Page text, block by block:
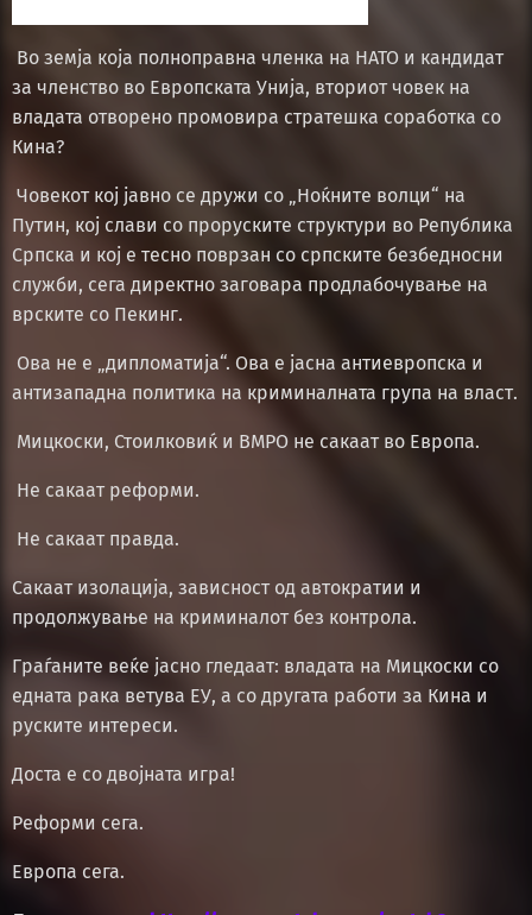
Во земја која полноправна членка на НАТО и кандидат
за членство во Европската Унија, вториот човек на
владата отворено промовира стратешка соработка со
Кина?
Човекот кој јавно се дружи со „Ноќните волци“ на
Путин, кој слави со проруските структури во Република
Српска и кој е тесно поврзан со српските безбедносни
служби, сега директно заговара продлабочување на
врските со Пекинг.
Ова не е „дипломатија“. Ова е јасна антиевропска и
антизападна политика на криминалната група на власт.
Мицкоски, Стоилковиќ и ВМРО не сакаат во Европа.
Не сакаат реформи.
Не сакаат правда.
Сакаат изолација, зависност од автократии и
продолжување на криминалот без контрола.
Граѓаните веќе јасно гледаат: владата на Мицкоски со
едната рака ветува ЕУ, а со другата работи за Кина и
руските интереси.
Доста е со двојната игра!
Реформи сега.
Европа сега.